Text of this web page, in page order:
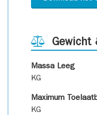
Gewicht
Massa Leeg
KG
Maximum
KG